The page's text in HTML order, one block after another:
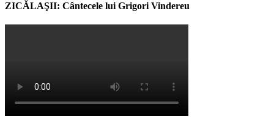
ZICĂLAŞII: Cântecele lui Grigori Vindereu